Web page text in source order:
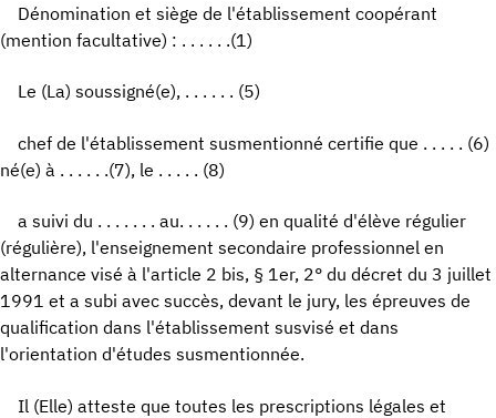
Dénomination et siège de l'établissement coopérant
(mention facultative) : . . . . . .(1)
Le (La) soussigné(e), . . . . . . (5)
chef de l'établissement susmentionné certifie que . . . . . (6)
né(e) à . . . . . .(7), le . . . . . (8)
a suivi du . . . . . . . au. . . . . . (9) en qualité d'élève régulier
(régulière), l'enseignement secondaire professionnel en
alternance visé à l'article 2 bis, § 1er, 2° du décret du 3 juillet
1991 et a subi avec succès, devant le jury, les épreuves de
qualification dans l'établissement susvisé et dans
l'orientation d'études susmentionnée.
Il (Elle) atteste que toutes les prescriptions légales et